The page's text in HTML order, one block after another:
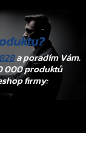
a poradím Vám.
000 produktů
firmy: